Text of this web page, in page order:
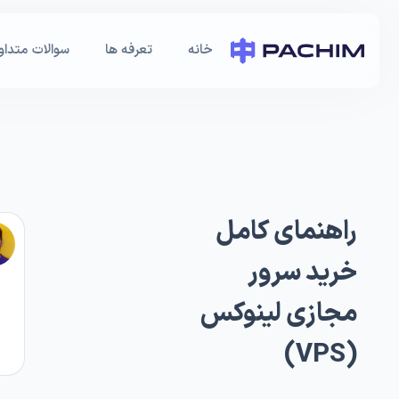
خانه تعرفه ها سوالات
راهنمای کامل
خرید سرور
مجازی لینوکس
(VPS)